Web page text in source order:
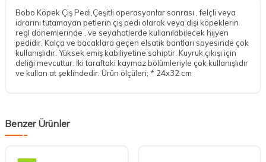
Bobo Köpek Çiş Pedi,Çeşitli operasyonlar sonrası , felçli veya
idrarını tutamayan petlerin çiş pedi olarak veya dişi köpeklerin
regl dönemlerinde , ve seyahatlerde kullanılabilecek hijyen
pedidir. Kalça ve bacaklara geçen elsatik bantları sayesinde çok
kullanışlıdır. Yüksek emiş kabiliyetine sahiptir. Kuyruk çıkışı için
deliği mevcuttur. İki taraftaki kaymaz bölümleriyle çok kullanışlıdır
ve kullan at şeklindedir. Ürün ölçüleri; * 24x32 cm
Benzer Ürünler